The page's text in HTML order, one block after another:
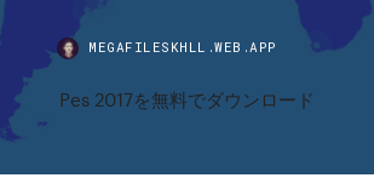
MEGAFILESKHLL.WEB.APP
Pes 2017を無料でダウンロード